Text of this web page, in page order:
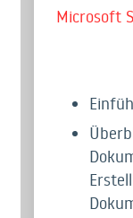
Microsoft